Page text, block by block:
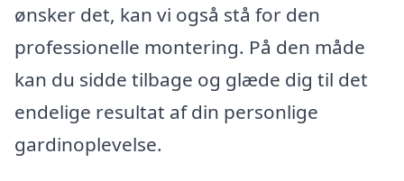
ønsker det, kan vi også stå for den
professionelle montering. På den måde
kan du sidde tilbage og glæde dig til det
endelige resultat af din personlige
gardinoplevelse.